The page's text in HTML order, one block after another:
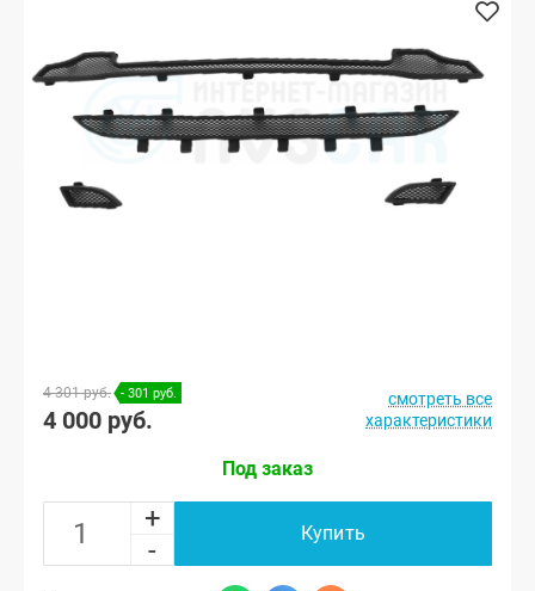
4 301 руб. - 301 руб.
4 000 руб.
смотреть все
характеристики
Под заказ
+
-
Купить